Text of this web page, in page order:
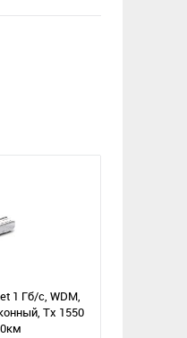
1 Гб/с, WDM,
Tx 1550